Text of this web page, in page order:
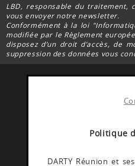
Politique
DARTY Réunion et
LBD, responsable du traitement,
vous envoyer notre newsletter.
Conformément à la loi
modifiée par le Règlement
disposez d’un droit d’accès, de
suppression des données vous
Rejoignez la